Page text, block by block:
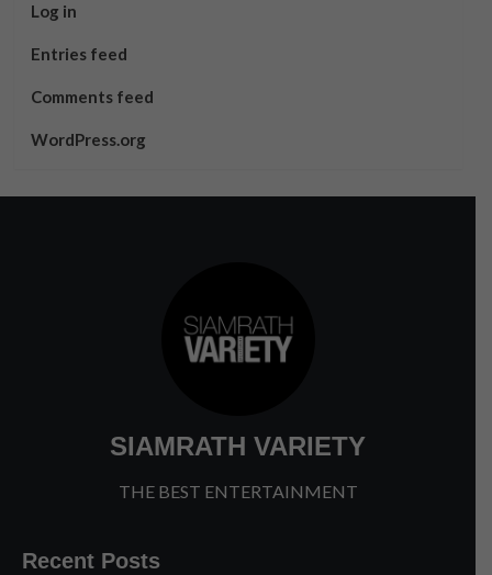
Log in
Entries feed
Comments feed
WordPress.org
SIAMRATH VARIETY
THE BEST ENTERTAINMENT
Recent Posts